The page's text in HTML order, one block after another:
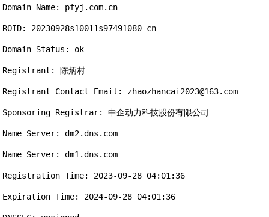
Domain Name: pfyj.com.cn
ROID: 20230928s10011s97491080-cn
Domain Status: ok
Registrant: 陈炳村
Registrant Contact Email: zhaozhancai2023@163.com
Sponsoring Registrar: 中企动力科技股份有限公司
Name Server: dm2.dns.com
Name Server: dm1.dns.com
Registration Time: 2023-09-28 04:01:36
Expiration Time: 2024-09-28 04:01:36